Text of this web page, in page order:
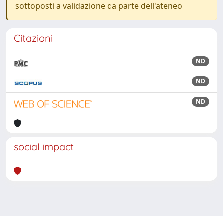
sottoposti a validazione da parte dell'ateneo
Citazioni
ND
ND
ND
social impact